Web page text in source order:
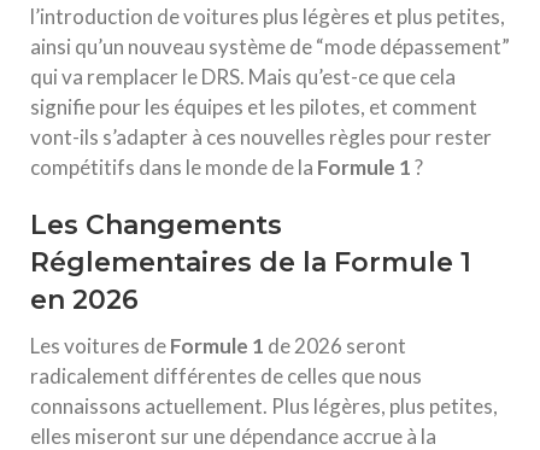
l’introduction de voitures plus légères et plus petites,
ainsi qu’un nouveau système de “mode dépassement”
qui va remplacer le DRS. Mais qu’est-ce que cela
signifie pour les équipes et les pilotes, et comment
vont-ils s’adapter à ces nouvelles règles pour rester
compétitifs dans le monde de la Formule 1?
Les Changements
Réglementaires de la Formule 1
en 2026
Les voitures deFormule 1 de 2026 seront
radicalement différentes de celles que nous
connaissons actuellement. Plus légères, plus petites,
elles miseront sur une dépendance accrue à la